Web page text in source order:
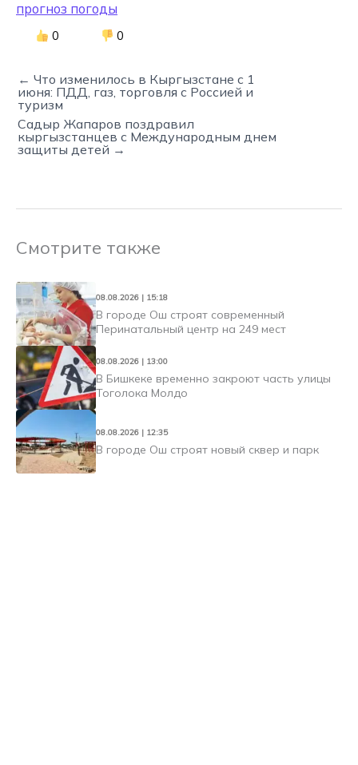
прогноз погоды
0 0
← Что изменилось в Кыргызстане с 1
июня: ПДД, газ, торговля с Россией и
туризм
Садыр Жапаров поздравил
кыргызстанцев с Международным днем
защиты детей →
Смотрите также
08.08.2026 | 15:18
В городе Ош строят современный
Перинатальный центр на 249 мест
08.08.2026 | 13:00
В Бишкеке временно закроют часть улицы
Тоголока Молдо
08.08.2026 | 12:35
В городе Ош строят новый сквер и парк